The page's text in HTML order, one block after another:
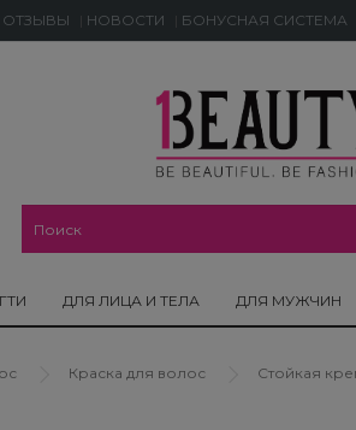
ОТЗЫВЫ НОВОСТИ БОНУСНАЯ СИСТЕМА
ДЛЯ ЛИЦА И ТЕЛА ДЛЯ МУЖЧИН
Краска для волос Стойкая